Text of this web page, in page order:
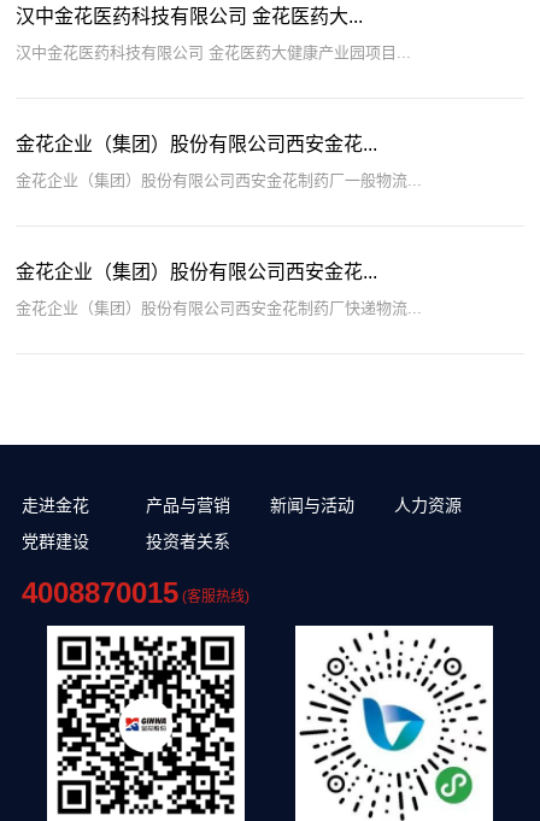
汉中金花医药科技有限公司 金花医药大...
汉中金花医药科技有限公司 金花医药大健康产业园项目...
金花企业（集团）股份有限公司西安金花...
金花企业（集团）股份有限公司西安金花制药厂一般物流...
金花企业（集团）股份有限公司西安金花...
金花企业（集团）股份有限公司西安金花制药厂快递物流...
走进金花 产品与营销 新闻与活动
人力资源
党群建设
投资者关系
4008870015 (客服热线)